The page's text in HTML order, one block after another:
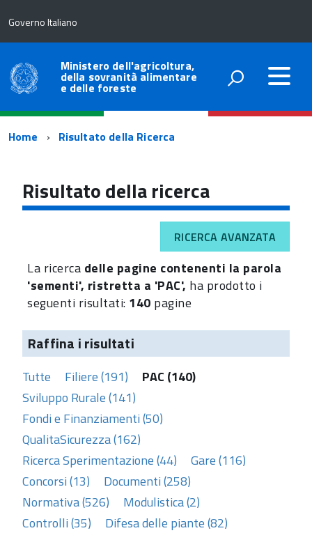
Governo Italiano
Ministero dell'agricoltura,
della sovranità alimentare
e delle foreste
Percorso
navigazione
Home Risultato della Ricerca
Risultato della ricerca
RICERCA AVANZATA
La ricerca delle pagine contenenti la parola
'sementi', ristretta a 'PAC', ha prodotto i
seguenti risultati: 140 pagine
Raffina i risultati
Tutte Filiere (191)
PAC (140)
Sviluppo Rurale (141)
Fondi e Finanziamenti (50)
QualitaSicurezza (162)
Ricerca Sperimentazione (44)
Gare (116)
Concorsi (13)
Documenti (258)
Normativa (526)
Modulistica (2)
Controlli (35)
Difesa delle piante (82)